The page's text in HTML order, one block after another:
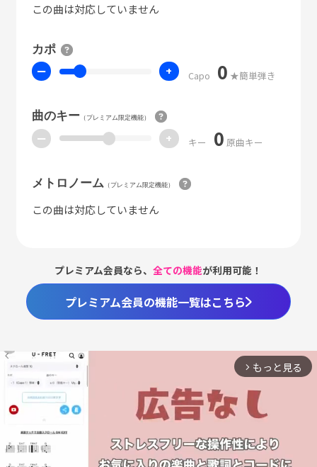
この曲は対応していません
カポ
ー + Capo 0 ★簡単弾き
曲のキー（プレミアム限定機能）
ー + キー 0 原曲キー
メトロノーム （プレミアム限定機能）
この曲は対応していません
プレミアム会員なら、全ての機能が利用可能！
プレミアム会員の機能一覧はこちら
arrow_forward_ios もっと見る